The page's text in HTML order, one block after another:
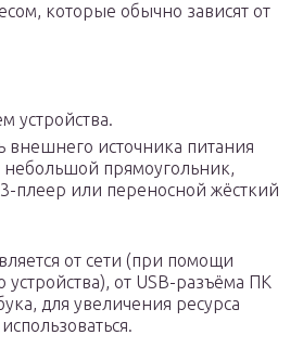
которые обычно зависят от
устройства.
внешнего источника питания
небольшой прямоугольник,
плеер или переносной жёсткий
от сети (при помощи
устройства), от USB-разъёма ПК
для увеличения ресурса